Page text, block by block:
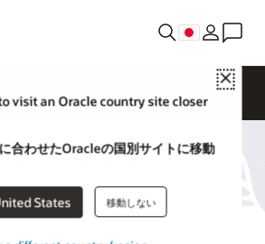
Close
visit an Oracle country site closer
合わせたOracleの国別サイトに移動
States 移動しない
Billing Cloud